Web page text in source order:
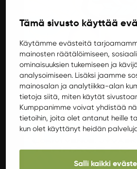
Tämä sivusto käyttää
Käytämme evästeitä
mainosten räätälöimiseen,
ominaisuuksien tukemiseen ja
analysoimiseen. Lisäksi jaamme
mainosalan ja analytiikka-alan
tietoja siitä, miten käytät
Kumppanimme voivat yhdistää
tietoihin, joita olet antanut heille
kun olet käyttänyt heidän
Salli kaikki